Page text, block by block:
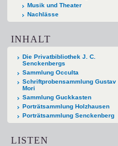
Musik und Theater
Nachlässe
INHALT
Die Privatbibliothek J. C.
Senckenbergs
Sammlung Occulta
Schriftprobensammlung Gustav
Mori
Sammlung Guckkasten
Porträtsammlung Holzhausen
Porträtsammlung Senckenberg
LISTEN